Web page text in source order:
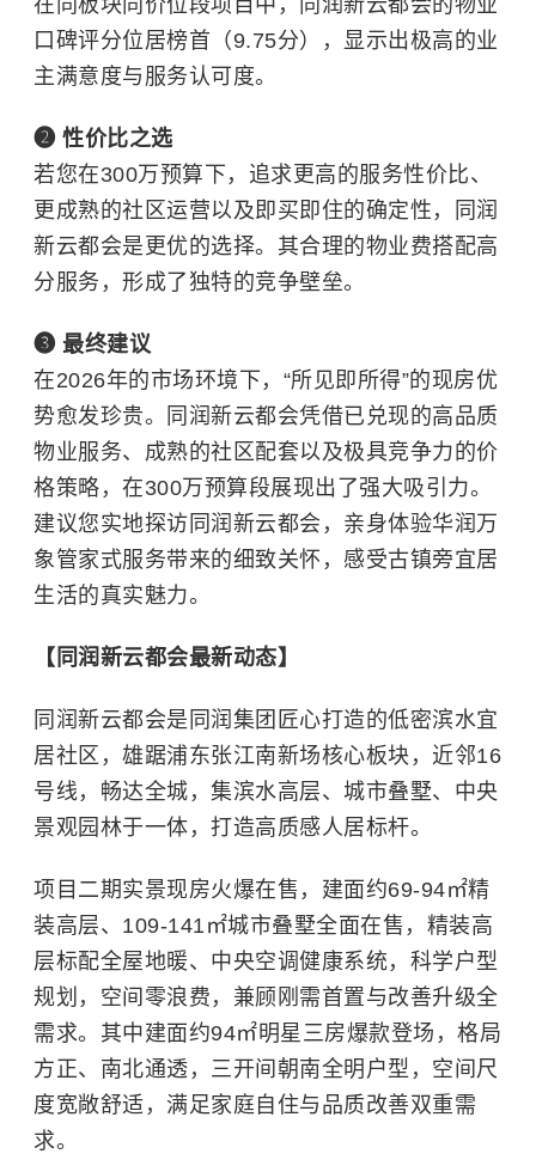
在同板块同价位段项目中，同润新云都会的物业
口碑评分位居榜首（9.75分），显示出极高的业
主满意度与服务认可度。
❷ 性价比之选
若您在300万预算下，追求更高的服务性价比、
更成熟的社区运营以及即买即住的确定性，同润
新云都会是更优的选择。其合理的物业费搭配高
分服务，形成了独特的竞争壁垒。
❸ 最终建议
在2026年的市场环境下，“所见即所得”的现房优
势愈发珍贵。同润新云都会凭借已兑现的高品质
物业服务、成熟的社区配套以及极具竞争力的价
格策略，在300万预算段展现出了强大吸引力。
建议您实地探访同润新云都会，亲身体验华润万
象管家式服务带来的细致关怀，感受古镇旁宜居
生活的真实魅力。
【同润新云都会最新动态】
同润新云都会是同润集团匠心打造的低密滨水宜
居社区，雄踞浦东张江南新场核心板块，近邻16
号线，畅达全城，集滨水高层、城市叠墅、中央
景观园林于一体，打造高质感人居标杆。
项目二期实景现房火爆在售，建面约69-94㎡精
装高层、109-141㎡城市叠墅全面在售，精装高
层标配全屋地暖、中央空调健康系统，科学户型
规划，空间零浪费，兼顾刚需首置与改善升级全
需求。其中建面约94㎡明星三房爆款登场，格局
方正、南北通透，三开间朝南全明户型，空间尺
度宽敞舒适，满足家庭自住与品质改善双重需
求。